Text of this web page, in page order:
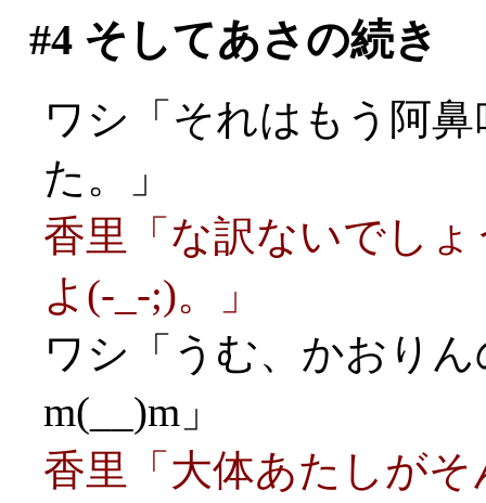
#4そしてあさの続き
ワシ「それはもう阿
た。」
香里「な訳ないでし
よ(-_-;)。」
ワシ「うむ、かおり
m(__)m」
香里「大体あたしが